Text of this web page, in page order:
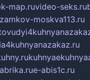
map.ruvideo-seks.ru
moskva113.ru
e-abis1c.ru